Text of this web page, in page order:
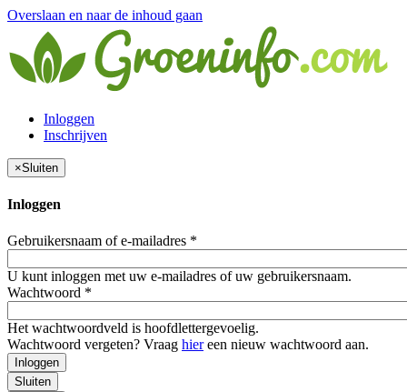
Overslaan en naar de inhoud gaan
Inloggen
Inschrijven
×Sluiten
Inloggen
Gebruikersnaam of e-mailadres *
U kunt inloggen met uw e-mailadres of uw gebruikersnaam.
Wachtwoord *
Het wachtwoordveld is hoofdlettergevoelig.
Wachtwoord vergeten? Vraag hiereen nieuw wachtwoord aan.
Inloggen
Sluiten